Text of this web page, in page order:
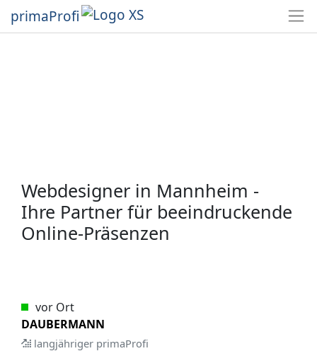
primaProfi
Webdesigner in Mannheim -
Ihre Partner für beeindruckende
Online-Präsenzen
vor Ort
DAUBERMANN
langjähriger primaProfi